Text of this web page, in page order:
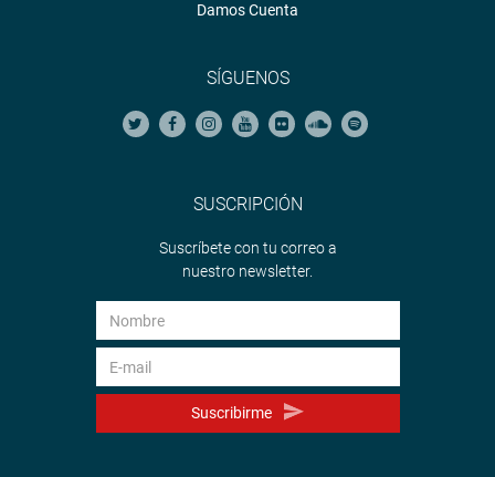
Damos Cuenta
SÍGUENOS
SUSCRIPCIÓN
Suscríbete con tu correo a
nuestro newsletter.
Suscribirme